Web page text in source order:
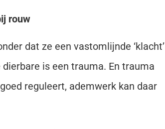
rouw
dat ze een vastomlijnde ‘klacht’
is een trauma. En trauma
reguleert, ademwerk kan daar